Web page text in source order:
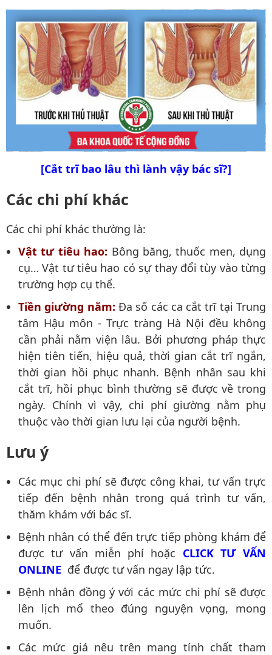
[Cắt trĩ bao lâu thì lành vậy bác sĩ?]
Các chi phí khác
Các chi phí khác thường là:
Vật tư tiêu hao: Bông băng, thuốc men, dụng
cụ… Vật tư tiêu hao có sự thay đổi tùy vào từng
trường hợp cụ thể.
Tiền giường nằm: Đa số các ca cắt trĩ tại Trung
tâm Hậu môn - Trực tràng Hà Nội đều không
cần phải nằm viện lâu. Bởi phương pháp thực
hiện tiên tiến, hiệu quả, thời gian cắt trĩ ngắn,
thời gian hồi phục nhanh. Bệnh nhân sau khi
cắt trĩ, hồi phục bình thường sẽ được về trong
ngày. Chính vì vậy, chi phí giường nằm phụ
thuộc vào thời gian lưu lại của người bệnh.
Lưu ý
Các mục chi phí sẽ được công khai, tư vấn trực
tiếp đến bệnh nhân trong quá trình tư vấn,
thăm khám với bác sĩ.
Bệnh nhân có thể đến trực tiếp phòng khám để
được tư vấn miễn phí hoặc CLICK TƯ VẤN
ONLINE để được tư vấn ngay lập tức.
Bệnh nhân đồng ý với các mức chi phí sẽ được
lên lịch mổ theo đúng nguyện vọng, mong
muốn.
Các mức giá nêu trên mang tính chất tham